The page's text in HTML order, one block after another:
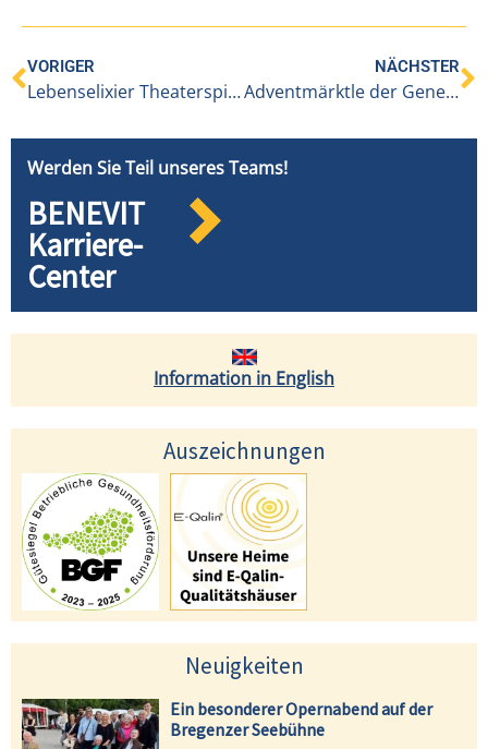
VORIGER
Lebenselixier Theaterspiel!
NÄCHSTER
Adventmärktle der Generationen
Werden Sie Teil unseres Teams!
BENEVIT
Karriere-
Center
Information in English
Auszeichnungen
Neuigkeiten
Ein besonderer Opernabend auf der
Bregenzer Seebühne